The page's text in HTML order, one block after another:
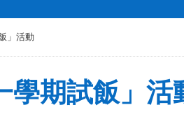
」活動
學期試飯」活